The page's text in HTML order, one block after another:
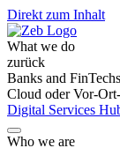
Direkt zum Inhalt
What we do
zurück
Banks and FinTechs
Cloud oder Vor-
Digital Services
Who we are